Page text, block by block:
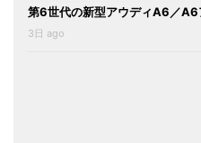
第6世代の新型アウディA6／A6
3日 ago